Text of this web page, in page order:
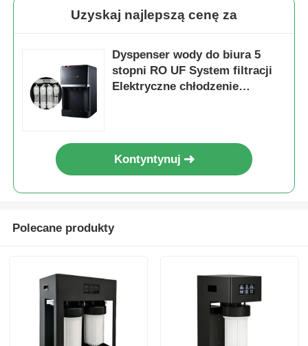
Uzyskaj najlepszą cenę za
Dyspenser wody do biura 5
stopni RO UF System filtracji
Elektryczne chłodzenie
Kontyntynuj
Polecane produkty